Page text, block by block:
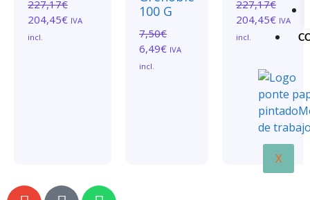
X
227,17€
204,45€ IVA
incl.
100 G
7,50€
6,49€ IVA
incl.
227,17€
204,45€ IVA
incl.